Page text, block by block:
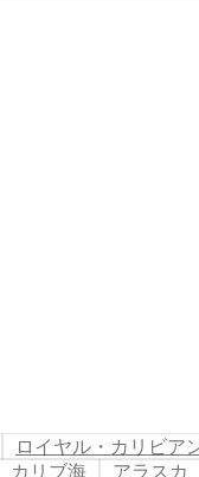
ロイヤル・カリビア
カリブ海 アラスカ